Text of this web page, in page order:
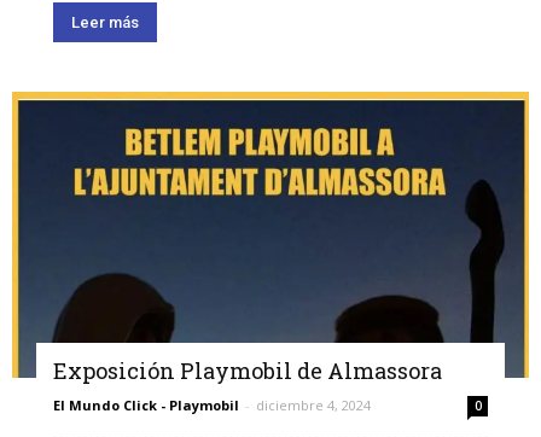
Leer más
Exposición Playmobil de Almassora
El Mundo Click - Playmobil - diciembre 4, 2024 0